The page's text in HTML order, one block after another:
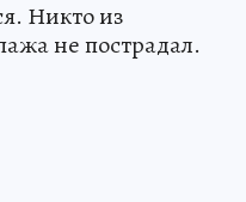
Никто из
не пострадал.